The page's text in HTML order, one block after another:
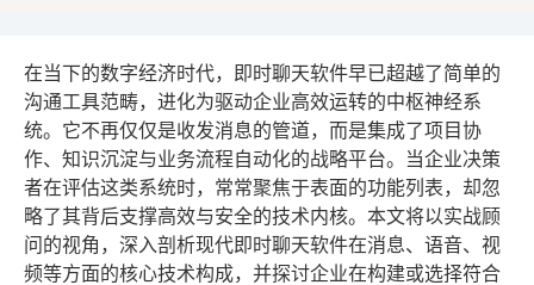
在当下的数字经济时代，即时聊天软件早已超越了简单的
沟通工具范畴，进化为驱动企业高效运转的中枢神经系
统。它不再仅仅是收发消息的管道，而是集成了项目协
作、知识沉淀与业务流程自动化的战略平台。当企业决策
者在评估这类系统时，常常聚焦于表面的功能列表，却忽
略了其背后支撑高效与安全的技术内核。本文将以实战顾
问的视角，深入剖析现代即时聊天软件在消息、语音、视
频等方面的核心技术构成，并探讨企业在构建或选择符合